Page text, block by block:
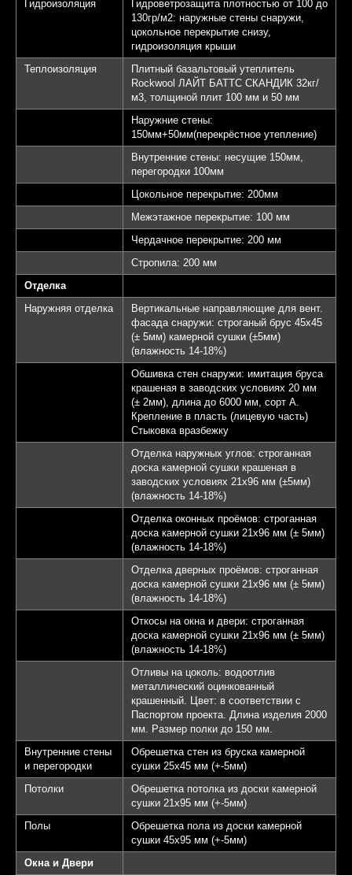
Гидроизоляция
Гидроветрозащита плотностью от 100 до
130гр/м2: наружные стены снаружи,
цокольное перекрытие снизу,
гидроизоляция крыши
Теплоизоляция
Плитный базальтовый утеплитель
Rockwool ЛАЙТ БАТТС СКАНДИК 32кг/
м3, толщиной плит 100 мм и 50 мм
Наружние стены:
150мм+50мм(перекрёстное утепление)
Внутренние стены: несущие 150мм,
перегородки 100мм
Цокольное перекрытие: 200мм
Межэтажное перекрытие: 100 мм
Чердачное перекрытие: 200 мм
Стропила: 200 мм
Отделка
Наружняя отделка
Вертикальные направляющие для вент.
фасада снаружи: строганый брус 45х45
(± 5мм) камерной сушки (±5мм)
(влажность 14-18%)
Обшивка стен снаружи: имитация бруса
крашеная в заводских условиях 20 мм
(± 2мм), длина до 6000 мм, сорт А.
Крепление в пласть (лицевую часть)
Стыковка вразбежку
Отделка наружных углов: строганная
доска камерной сушки крашеная в
заводских условиях 21х96 мм (±5мм)
(влажность 14-18%)
Отделка оконных проёмов: строганная
доска камерной сушки 21х96 мм (± 5мм)
(влажность 14-18%)
Отделка дверных проёмов: строганная
доска камерной сушки 21х96 мм (± 5мм)
(влажность 14-18%)
Откосы на окна и двери: строганная
доска камерной сушки 21х96 мм (± 5мм)
(влажность 14-18%)
Отливы на цоколь: водоотлив
металлический оцинкованный
крашенный. Цвет: в соответствии с
Паспортом проекта. Длина изделия 2000
мм. Размер полки до 150 мм.
Внутренние стены
и перегородки
Обрешетка стен из бруска камерной
сушки 25х45 мм (+-5мм)
Потолки
Обрешетка потолка из доски камерной
сушки 21х95 мм (+-5мм)
Полы
Обрешетка пола из доски камерной
сушки 45х95 мм (+-5мм)
Окна и Двери